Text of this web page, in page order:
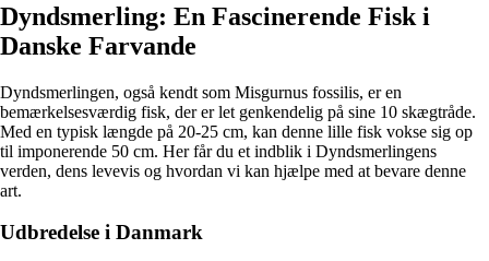
Dyndsmerling: En Fascinerende Fisk i
Danske Farvande
Dyndsmerlingen, også kendt som Misgurnus fossilis, er en
bemærkelsesværdig fisk, der er let genkendelig på sine 10 skægtråde.
Med en typisk længde på 20-25 cm, kan denne lille fisk vokse sig op
til imponerende 50 cm. Her får du et indblik i Dyndsmerlingens
verden, dens levevis og hvordan vi kan hjælpe med at bevare denne
art.
Udbredelse i Danmark